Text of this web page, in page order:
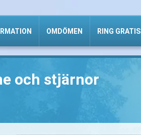
OMDÖMEN RING GRATIS
och stjärnor